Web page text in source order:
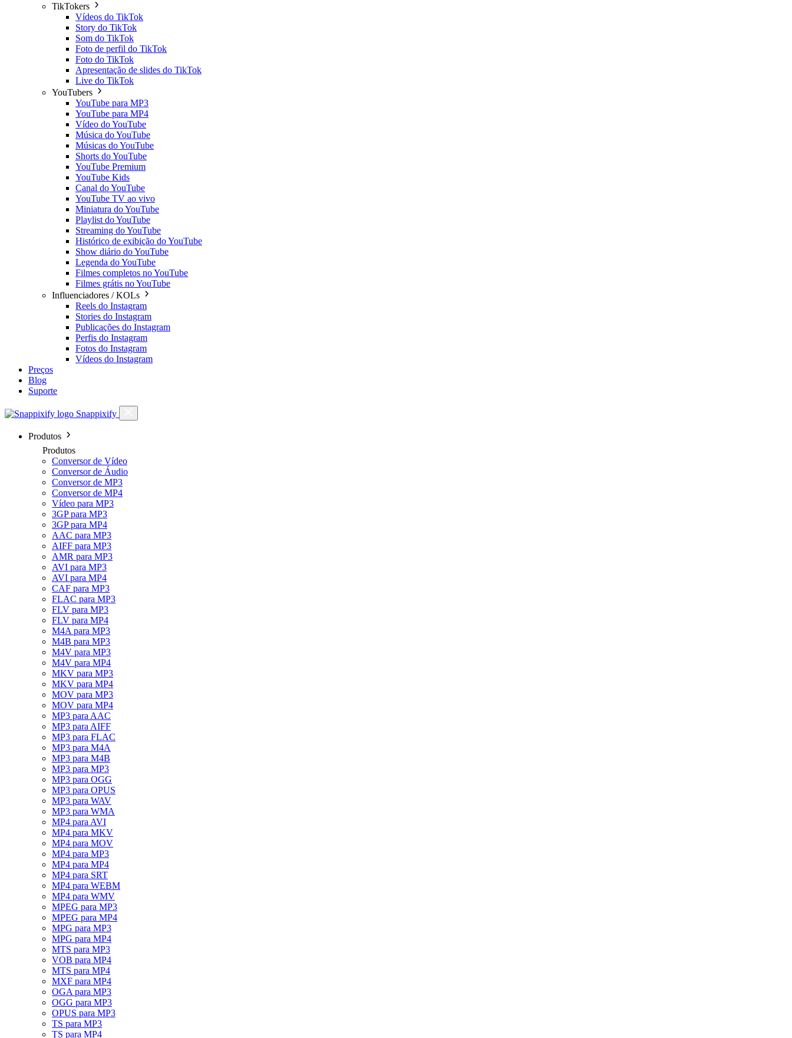
TikTokers
Vídeos do TikTok
Story do TikTok
Som do TikTok
Foto de perfil do TikTok
Foto do TikTok
Apresentação de slides do TikTok
Live do TikTok
YouTubers
YouTube para MP3
YouTube para MP4
Vídeo do YouTube
Música do YouTube
Músicas do YouTube
Shorts do YouTube
YouTube Premium
YouTube Kids
Canal do YouTube
YouTube TV ao vivo
Miniatura do YouTube
Playlist do YouTube
Streaming do YouTube
Histórico de exibição do YouTube
Show diário do YouTube
Legenda do YouTube
Filmes completos no YouTube
Filmes grátis no YouTube
Influenciadores / KOLs
Reels do Instagram
Stories do Instagram
Publicações do Instagram
Perfis do Instagram
Fotos do Instagram
Vídeos do Instagram
Preços
Blog
Suporte
Snappixify
Produtos
Produtos
Conversor de Vídeo
Conversor de Áudio
Conversor de MP3
Conversor de MP4
Vídeo para MP3
3GP para MP3
3GP para MP4
AAC para MP3
AIFF para MP3
AMR para MP3
AVI para MP3
AVI para MP4
CAF para MP3
FLAC para MP3
FLV para MP3
FLV para MP4
M4A para MP3
M4B para MP3
M4V para MP3
M4V para MP4
MKV para MP3
MKV para MP4
MOV para MP3
MOV para MP4
MP3 para AAC
MP3 para AIFF
MP3 para FLAC
MP3 para M4A
MP3 para M4B
MP3 para MP3
MP3 para OGG
MP3 para OPUS
MP3 para WAV
MP3 para WMA
MP4 para AVI
MP4 para MKV
MP4 para MOV
MP4 para MP3
MP4 para MP4
MP4 para SRT
MP4 para WEBM
MP4 para WMV
MPEG para MP3
MPEG para MP4
MPG para MP3
MPG para MP4
MTS para MP3
VOB para MP4
MTS para MP4
MXF para MP4
OGA para MP3
OGG para MP3
OPUS para MP3
TS para MP3
TS para MP4